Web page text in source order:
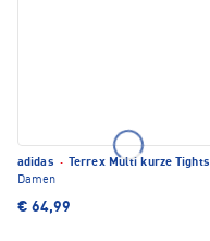
adidas ·
Terrex Multi kurze Tights
Damen
€ 64,99